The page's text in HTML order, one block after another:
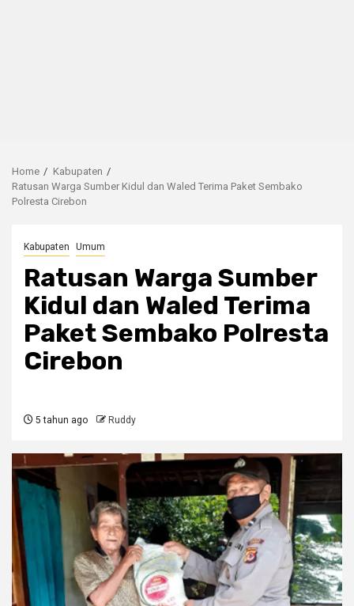
Home
Kabupaten
Ratusan Warga Sumber Kidul dan Waled Terima Paket Sembako
Polresta Cirebon
Kabupaten Umum
Ratusan Warga Sumber
Kidul dan Waled Terima
Paket Sembako Polresta
Cirebon
5 tahun ago Ruddy